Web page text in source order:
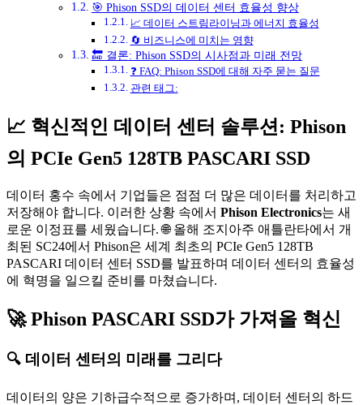
🎯 Phison SSD의 데이터 센터 효율성 향상
📈 데이터 스트림라이닝과 에너지 효율성
🔄 비즈니스에 미치는 영향
🔚 결론: Phison SSD의 시사점과 미래 전망
❓ FAQ: Phison SSD에 대해 자주 묻는 질문
관련 태그:
📈 혁신적인 데이터 센터 솔루션: Phison
의 PCIe Gen5 128TB PASCARI SSD
데이터 홍수 속에서 기업들은 점점 더 많은 데이터를 처리하고
저장해야 합니다. 이러한 상황 속에서 Phison Electronics는 새
로운 이정표를 세웠습니다. 🌐 올해 조지아주 애틀란타에서 개
최된 SC24에서 Phison은 세계 최초의 PCIe Gen5 128TB
PASCARI 데이터 센터 SSD를 발표하며 데이터 센터의 효율성
에 혁명을 일으킬 준비를 마쳤습니다.
🚀 Phison PASCARI SSD가 가져올 혁신
🔍 데이터 센터의 미래를 그리다
데이터의 양은 기하급수적으로 증가하며, 데이터 센터의 하드